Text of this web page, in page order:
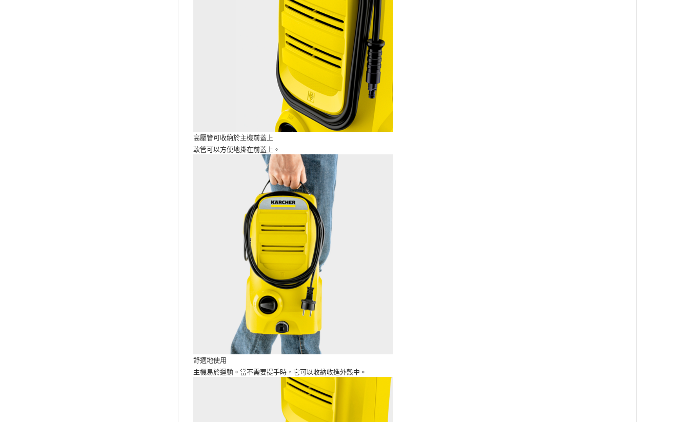
高壓管可收納於主機前蓋上
軟管可以方便地掛在前蓋上。
舒適地使用
主機易於運輸。當不需要提手時，它可以收納收進外殼中。